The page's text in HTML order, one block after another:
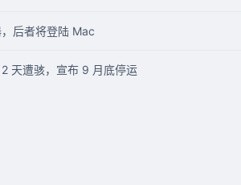
后者将登陆 Mac
天遭骇，宣布 9 月底停运